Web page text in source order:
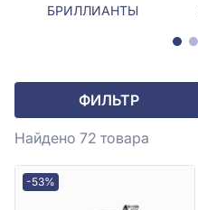
БРИЛЛИАНТЫ
ФИЛЬТР
Найдено 72 товара
-53%